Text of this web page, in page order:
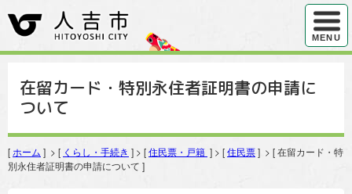
ハンバ
MENU
在留カード・特別永住者証明書の申請に
ついて
[ ホーム ] > [ くらし・手続き ] > [住民票・戸籍 ] > [住民票] > [ 在留カード・特
別永住者証明書の申請について ]